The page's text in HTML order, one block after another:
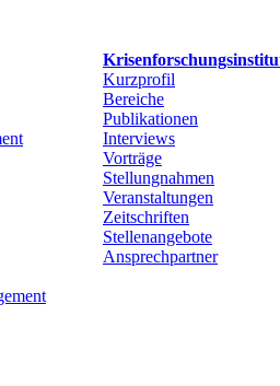
Kurzprofil
Bereiche
Publikationen
Interviews
Vorträge
Stellungnahmen
Veranstaltungen
Zeitschriften
Stellenangebote
Ansprechpartner